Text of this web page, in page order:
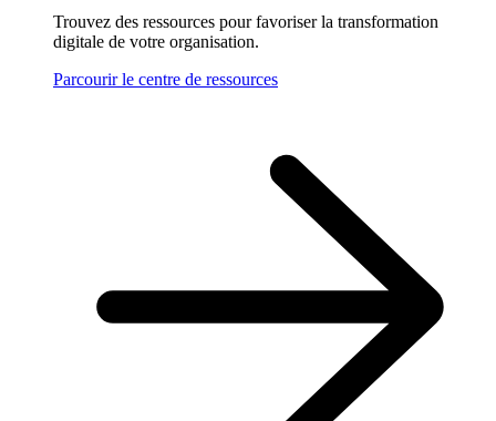
Trouvez des ressources pour favoriser la transformation
digitale de votre organisation.
Parcourir le centre de ressources